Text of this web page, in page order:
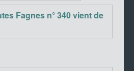
Fagnes n° 340 vient de